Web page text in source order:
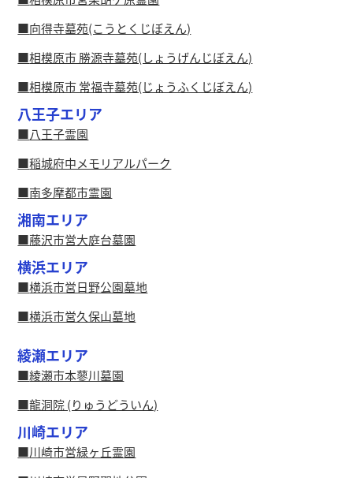
向得寺墓苑(こうとくじぼえん)
相模原市 勝源寺墓苑(しょうげんじぼえん)
相模原市 常福寺墓苑(じょうふくじぼえん)
八王子エリア
八王子霊園
稲城府中メモリアルパーク
南多摩都市霊園
湘南エリア
藤沢市営大庭台墓園
横浜エリア
横浜市営日野公園墓地
横浜市営久保山墓地
綾瀬エリア
綾瀬市本蓼川墓園
龍洞院 (りゅうどういん)
川崎エリア
川崎市営緑ヶ丘霊園